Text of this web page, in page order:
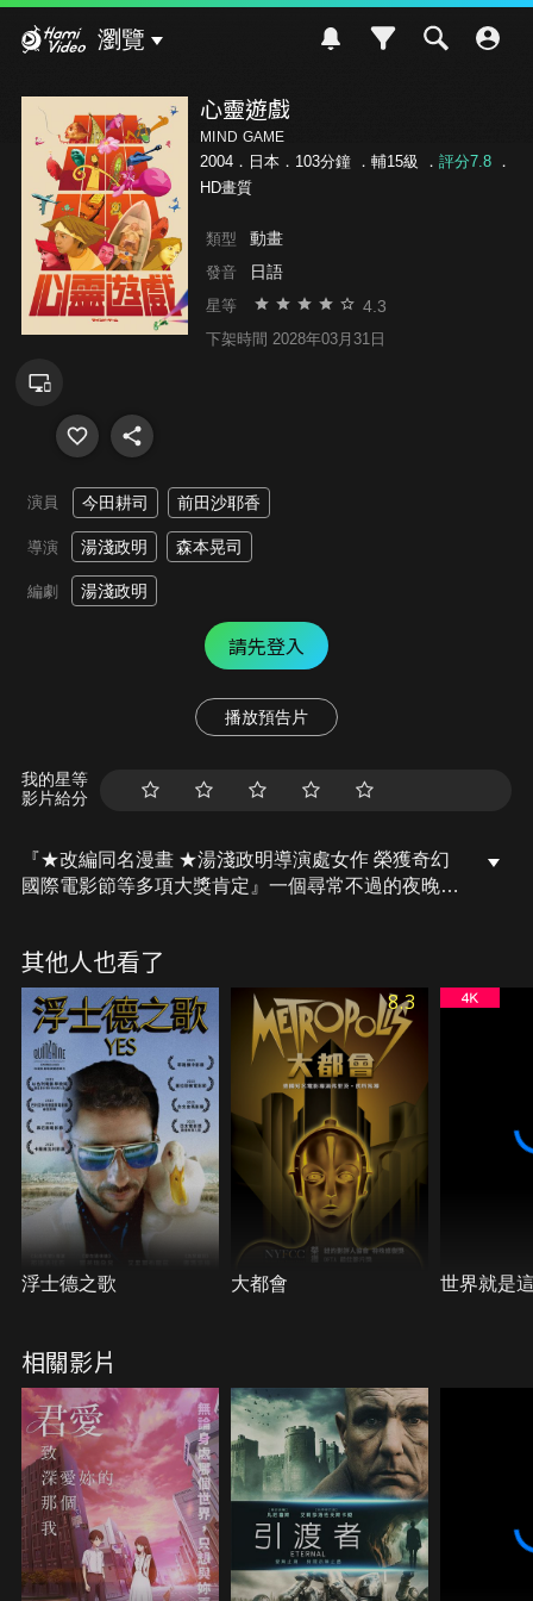
瀏覽
心靈遊戲
MIND GAME
2004．日本．103分鐘 ． 輔15級 ． 評分7.8．
HD畫質
類型 動畫
發音 日語
星等 4.3
下架時間 2028年03月31日
演員 今田耕司 前田沙耶香
導演 湯淺政明 森本晃司
編劇 湯淺政明
請先登入
播放預告片
我的星等
影片給分
『★改編同名漫畫 ★湯淺政明導演處女作 榮獲奇幻
國際電影節等多項大獎肯定』一個尋常不過的夜晚，
外得知他的夢中情人竟然已經有婚約。在阿西傷心欲
絕之際，與此同時跟小妙有牽扯的黑道份子追上他們
兩人，不僅將小妙的未婚夫打了一頓，並且將一旁本
想英雄救美的阿西，一槍讓他上了天堂。命不該絕的
阿西在天堂，遇到了一群奇怪的上帝和神仙們，他們
指示著阿西如果度過層層關卡就能夠回到人間，在抱
持著再度追求小妙的機會，以及讓夢中情人脫離黑道
魔手之下，阿西決定放手一搏，來一場傻瓜為愛向前
衝的奇幻旅程。
其他人也看了
浮士德之歌
8.3
大都會 世界就是
相關影片